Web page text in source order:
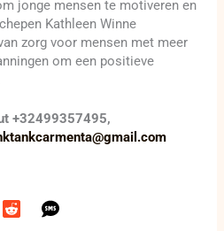
jonge mensen te motiveren en
Kathleen Winne
zorg voor mensen met meer
om een positieve
+32499357495,